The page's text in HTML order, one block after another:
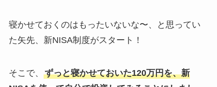
寝かせておくのはもったいないな〜、と思ってい
た矢先、新NISA制度がスタート！
そこで、 ずっと寝かせておいた120万円を、新